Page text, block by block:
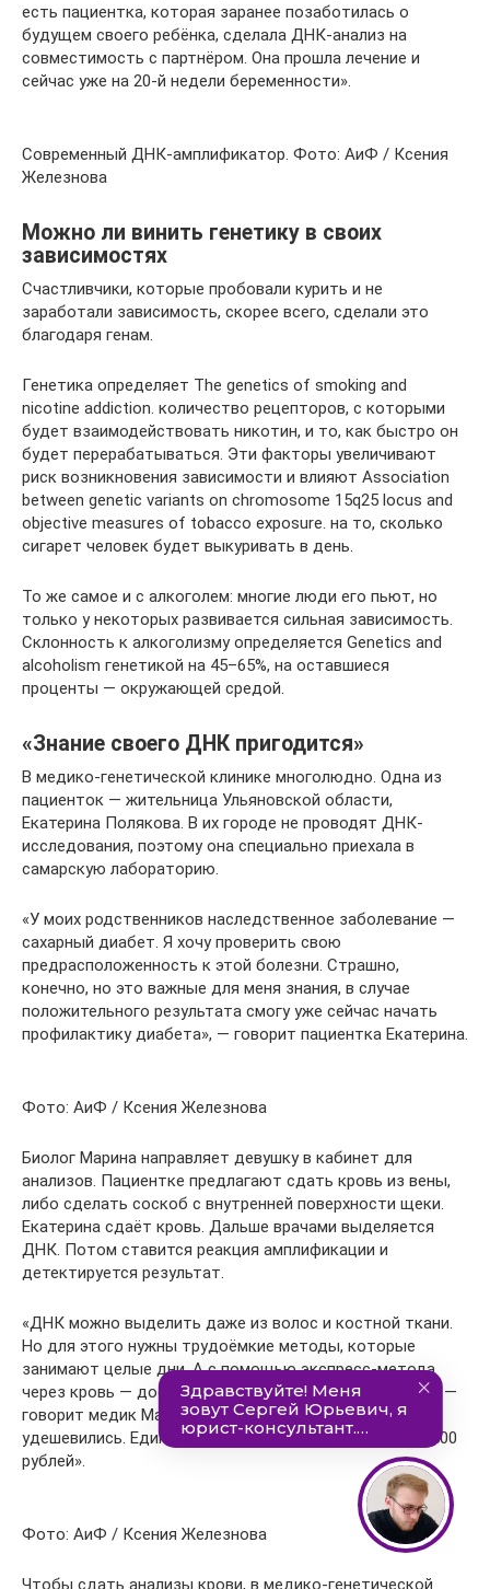
есть пациентка, которая заранее позаботилась о
будущем своего ребёнка, сделала ДНК-анализ на
совместимость с партнёром. Она прошла лечение и
сейчас уже на 20-й недели беременности».
Современный ДНК-амплификатор. Фото: АиФ / Ксения
Железнова
Можно ли винить генетику в своих
зависимостях
Счастливчики, которые пробовали курить и не
заработали зависимость, скорее всего, сделали это
благодаря генам.
Генетика определяет The genetics of smoking and
nicotine addiction. количество рецепторов, с которыми
будет взаимодействовать никотин, и то, как быстро он
будет перерабатываться. Эти факторы увеличивают
риск возникновения зависимости и влияют Association
between genetic variants on chromosome 15q25 locus and
objective measures of tobacco exposure. на то, сколько
сигарет человек будет выкуривать в день.
То же самое и с алкоголем: многие люди его пьют, но
только у некоторых развивается сильная зависимость.
Склонность к алкоголизму определяется Genetics and
alcoholism генетикой на 45–65%, на оставшиеся
проценты — окружающей средой.
«Знание своего ДНК пригодится»
В медико-генетической клинике многолюдно. Одна из
пациенток — жительница Ульяновской области,
Екатерина Полякова. В их городе не проводят ДНК-
исследования, поэтому она специально приехала в
самарскую лабораторию.
«У моих родственников наследственное заболевание —
сахарный диабет. Я хочу проверить свою
предрасположенность к этой болезни. Страшно,
конечно, но это важные для меня знания, в случае
положительного результата смогу уже сейчас начать
профилактику диабета», — говорит пациентка Екатерина.
Фото: АиФ / Ксения Железнова
Биолог Марина направляет девушку в кабинет для
анализов. Пациентке предлагают сдать кровь из вены,
либо сделать соскоб с внутренней поверхности щеки.
Екатерина сдаёт кровь. Дальше врачами выделяется
ДНК. Потом ставится реакция амплификации и
детектируется результат.
«ДНК можно выделить даже из волос и костной ткани.
Но для этого нужны трудоёмкие методы, которые
занимают целые дни. А с помощью экспресс-метода
через кровь — достаточно легко, быстро и недорого, —
говорит медик Марина. — ДНК-анализы сильно
удешевились. Единичный анализ стоит в районе 300-500
рублей».
Фото: АиФ / Ксения Железнова
Чтобы сдать анализы крови, в медико-генетической